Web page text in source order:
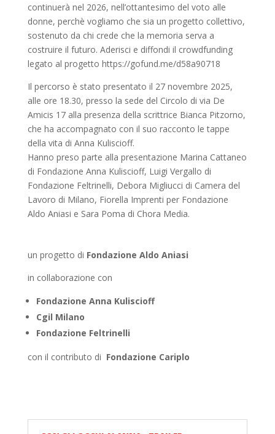
continuerà nel 2026, nell’ottantesimo del voto alle
donne, perchè vogliamo che sia un progetto collettivo,
sostenuto da chi crede che la memoria serva a
costruire il futuro. Aderisci e diffondi il crowdfunding
legato al progetto https://gofund.me/d58a90718
Il percorso è stato presentato il 27 novembre 2025,
alle ore 18.30, presso la sede del Circolo di via De
Amicis 17 alla presenza della scrittrice Bianca Pitzorno,
che ha accompagnato con il suo racconto le tappe
della vita di Anna Kuliscioff.
Hanno preso parte alla presentazione Marina Cattaneo
di Fondazione Anna Kuliscioff, Luigi Vergallo di
Fondazione Feltrinelli, Debora Migliucci di Camera del
Lavoro di Milano, Fiorella Imprenti per Fondazione
Aldo Aniasi e Sara Poma di Chora Media.
un progetto di Fondazione Aldo Aniasi
in collaborazione con
Fondazione Anna Kuliscioff
Cgil Milano
Fondazione Feltrinelli
con il contributo di Fondazione Cariplo